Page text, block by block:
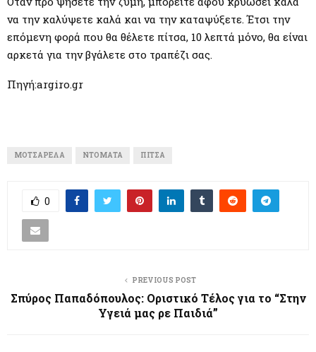
να την καλύψετε καλά και να την καταψύξετε. Έτσι την
επόμενη φορά που θα θέλετε πίτσα, 10 λεπτά μόνο, θα είναι
αρκετά για την βγάλετε στο τραπέζι σας.
Πηγή:argiro.gr
ΜΟΤΣΑΡΈΛΑ ΝΤΟΜΆΤΑ ΠΊΤΣΑ
0
PREVIOUS POST
Σπύρος Παπαδόπουλος: Οριστικό Τέλος για το “Στην
Υγειά μας ρε Παιδιά”